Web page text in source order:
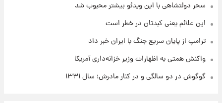
سحر دولتشاهی با این ویدئو بیشتر محبوب شد
این علائم یعنی کبدتان در خطر است
ترامپ از پایان سریع جنگ با ایران خبر داد
واکنش همتی به اظهارات وزیر خزانه‌داری آمریکا
گوگوش در دو سالگی و در کنار مادرش؛ سال ۱۳۳۱